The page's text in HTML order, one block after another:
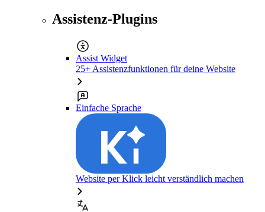
Assistenz-Plugins
Assist Widget
25+ Assistenzfunktionen für deine Website
Einfache Sprache
Website per Klick leicht verständlich machen